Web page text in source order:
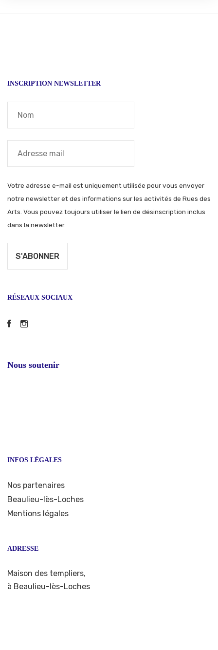
INSCRIPTION NEWSLETTER
Votre adresse e-mail est uniquement utilisée pour vous envoyer
notre newsletter et des informations sur les activités de Rues des
Arts. Vous pouvez toujours utiliser le lien de désinscription inclus
dans la newsletter.
RÉSEAUX SOCIAUX
Facebook
Instagram
Nous soutenir
INFOS LÉGALES
Nos partenaires
Beaulieu-lès-Loches
Mentions légales
ADRESSE
Maison des templiers,
à Beaulieu-lès-Loches